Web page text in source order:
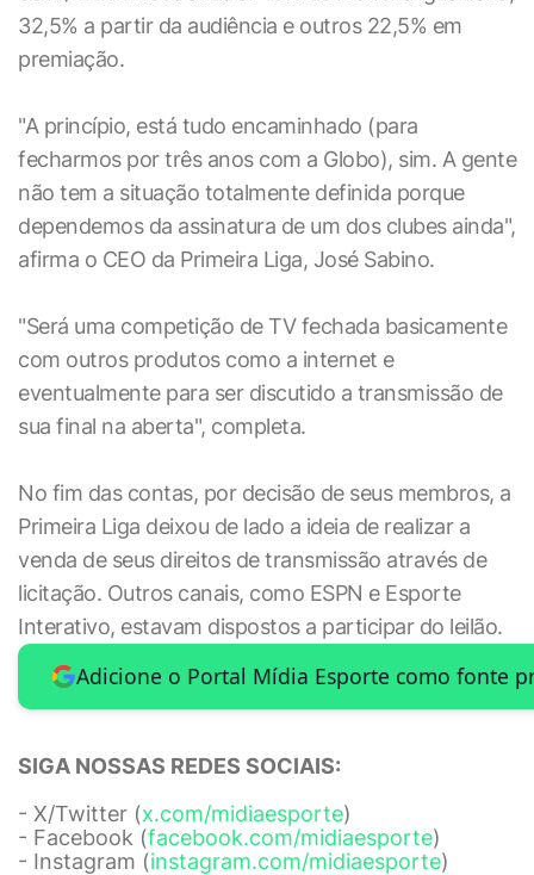
32,5% a partir da audiência e outros 22,5% em
premiação.
"A princípio, está tudo encaminhado (para
fecharmos por três anos com a Globo), sim. A gente
não tem a situação totalmente definida porque
dependemos da assinatura de um dos clubes ainda",
afirma o CEO da Primeira Liga, José Sabino.
"Será uma competição de TV fechada basicamente
com outros produtos como a internet e
eventualmente para ser discutido a transmissão de
sua final na aberta", completa.
No fim das contas, por decisão de seus membros, a
Primeira Liga deixou de lado a ideia de realizar a
venda de seus direitos de transmissão através de
licitação. Outros canais, como ESPN e Esporte
Interativo, estavam dispostos a participar do leilão.
Adicione o Portal Mídia Esporte como fonte
SIGA NOSSAS REDES SOCIAIS:
- X/Twitter (x.com/midiaesporte)
- Facebook (facebook.com/midiaesporte)
- Instagram (instagram.com/midiaesporte)